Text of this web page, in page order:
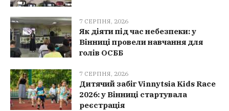
7 СЕРПНЯ, 2026
Як діяти під час небезпеки: у
Вінниці провели навчання для
голів ОСББ
7 СЕРПНЯ, 2026
Дитячий забіг Vinnytsia Kids Race
2026: у Вінниці стартувала
реєстрація